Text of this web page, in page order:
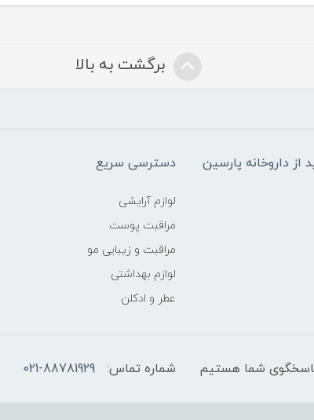
برگشت به بالا
از داروخانه پارسین دسترسی سریع
لوازم آرایشی
مراقبت پوست
مراقبت و زیبایی مو
لوازم بهداشتی
عطر و ادکلن
شماره تماس: 021-88781929